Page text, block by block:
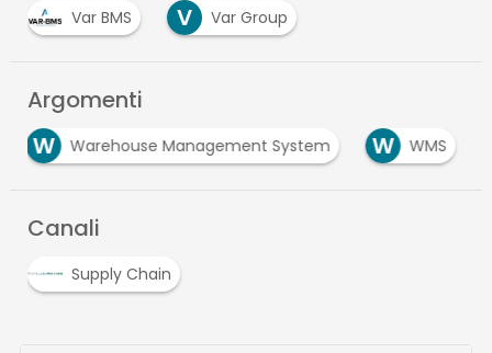
Var BMS V Var Group
Argomenti
W
Warehouse Management System W WMS
Canali
Supply Chain